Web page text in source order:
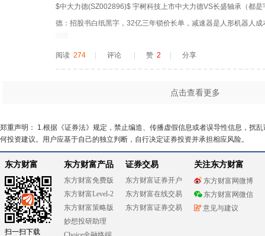
$中大力德(SZ002896)$ 宇树科技上市中大力德VS长盛轴承（都是
德：招股书白纸黑字，32亿三年锁价长单，减速器是人形机器人
宇树供关节自润滑轴承，已经小批量供货，但没有招股书披露的
阅读 274 | 评论 | 赞 2 | 分享
点击查看更多
郑重声明： 1.根据《证券法》规定，禁止编造、传播虚假信息或者误导性信息，扰
何投资建议。用户应基于自己的独立判断，自行决定证券投资并承担相应风险。